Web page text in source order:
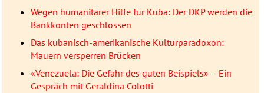
Wegen humanitärer Hilfe für Kuba: Der DKP werden die
Bankkonten geschlossen
Das kubanisch-amerikanische Kulturparadoxon:
Mauern versperren Brücken
«Venezuela: Die Gefahr des guten Beispiels» – Ein
Gespräch mit Geraldina Colotti